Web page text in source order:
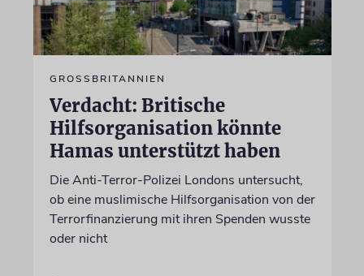
GROSSBRITANNIEN
Verdacht: Britische
Hilfsorganisation könnte
Hamas unterstützt haben
Die Anti-Terror-Polizei Londons untersucht,
ob eine muslimische Hilfsorganisation von der
Terrorfinanzierung mit ihren Spenden wusste
oder nicht